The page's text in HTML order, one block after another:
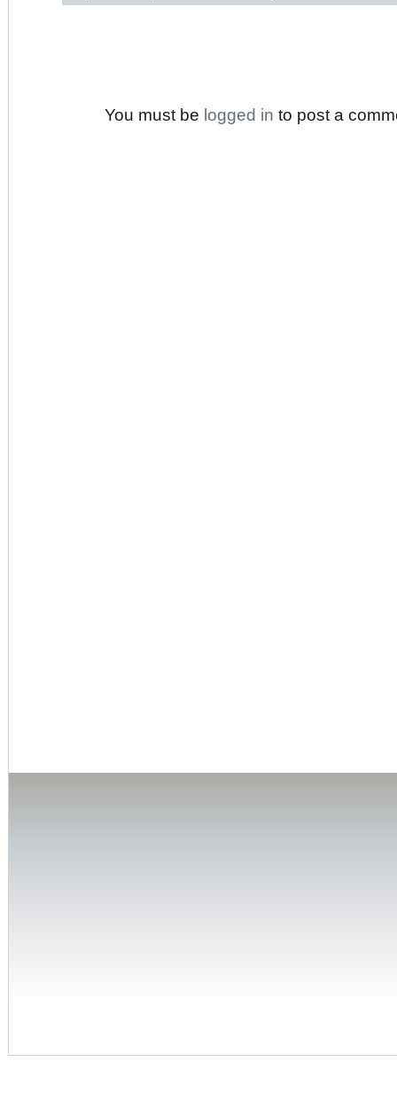
You must be logged in to post a